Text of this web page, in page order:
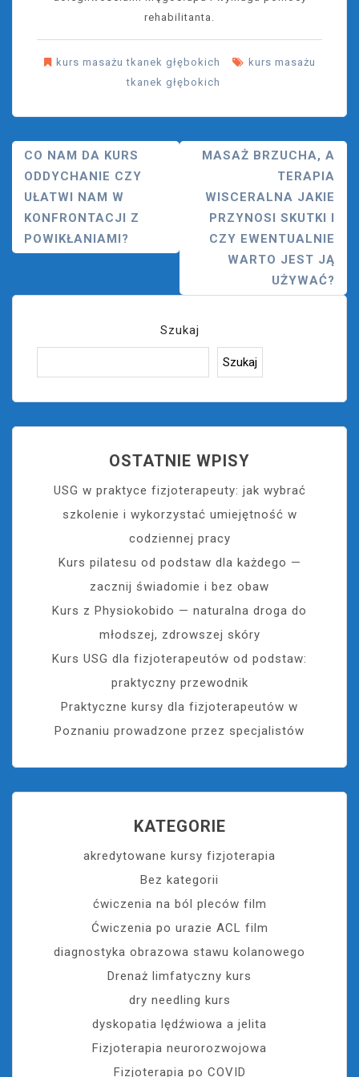
rehabilitanta.
kurs masażu tkanek głębokich
kurs masażu
tkanek głębokich
Nawigacja
Wpisu
CO NAM DA KURS
ODDYCHANIE CZY
UŁATWI NAM W
KONFRONTACJI Z
POWIKŁANIAMI?
MASAŻ BRZUCHA, A
TERAPIA
WISCERALNA JAKIE
PRZYNOSI SKUTKI I
CZY EWENTUALNIE
WARTO JEST JĄ
UŻYWAĆ?
Szukaj
Szukaj
OSTATNIE WPISY
USG w praktyce fizjoterapeuty: jak wybrać
szkolenie i wykorzystać umiejętność w
codziennej pracy
Kurs pilatesu od podstaw dla każdego —
zacznij świadomie i bez obaw
Kurs z Physiokobido — naturalna droga do
młodszej, zdrowszej skóry
Kurs USG dla fizjoterapeutów od podstaw:
praktyczny przewodnik
Praktyczne kursy dla fizjoterapeutów w
Poznaniu prowadzone przez specjalistów
KATEGORIE
akredytowane kursy fizjoterapia
Bez kategorii
ćwiczenia na ból pleców film
Ćwiczenia po urazie ACL film
diagnostyka obrazowa stawu kolanowego
Drenaż limfatyczny kurs
dry needling kurs
dyskopatia lędźwiowa a jelita
Fizjoterapia neurorozwojowa
Fizjoterapia po COVID